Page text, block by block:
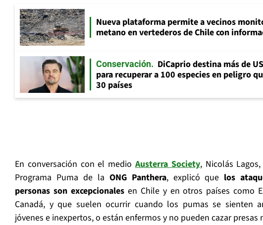
Nueva plataforma permite a vecinos
metano en vertederos de Chile con
Conservación
DiCaprio destina más de
para recuperar a 100 especies en peligro
30 países
En conversación con el medio Austerra Society, Nicolás
Programa Puma de la ONG Panthera, explicó que los
personas son excepcionalesen Chile y en otros países como
Canadá, y que suelen ocurrir cuando los pumas se sienten
jóvenes e inexpertos, o están enfermos y no pueden cazar presas